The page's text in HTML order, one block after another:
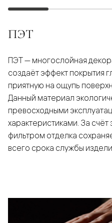
ПЭТ
ПЭТ — многослойная
создаёт эффект покрытия
приятную на ощупь
Данный материал
превосходными
характеристиками. За
фильтром отделка
всего срока службы